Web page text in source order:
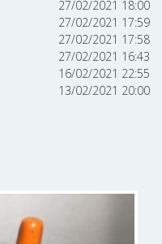
27/02/2021 18:00
27/02/2021 17:59
27/02/2021 17:58
27/02/2021 16:43
16/02/2021 22:55
13/02/2021 20:00